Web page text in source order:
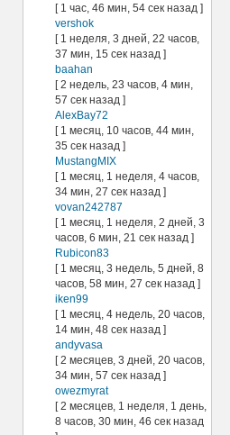
[ 1 час, 46 мин, 54 сек назад ]
vershok
[ 1 неделя, 3 дней, 22 часов,
37 мин, 15 сек назад ]
baahan
[ 2 недель, 23 часов, 4 мин,
57 сек назад ]
AlexBay72
[ 1 месяц, 10 часов, 44 мин,
35 сек назад ]
MustangMIX
[ 1 месяц, 1 неделя, 4 часов,
34 мин, 27 сек назад ]
vovan242787
[ 1 месяц, 1 неделя, 2 дней, 3
часов, 6 мин, 21 сек назад ]
Rubicon83
[ 1 месяц, 3 недель, 5 дней, 8
часов, 58 мин, 27 сек назад ]
iken99
[ 1 месяц, 4 недель, 20 часов,
14 мин, 48 сек назад ]
andyvasa
[ 2 месяцев, 3 дней, 20 часов,
34 мин, 57 сек назад ]
owezmyrat
[ 2 месяцев, 1 неделя, 1 день,
8 часов, 30 мин, 46 сек назад